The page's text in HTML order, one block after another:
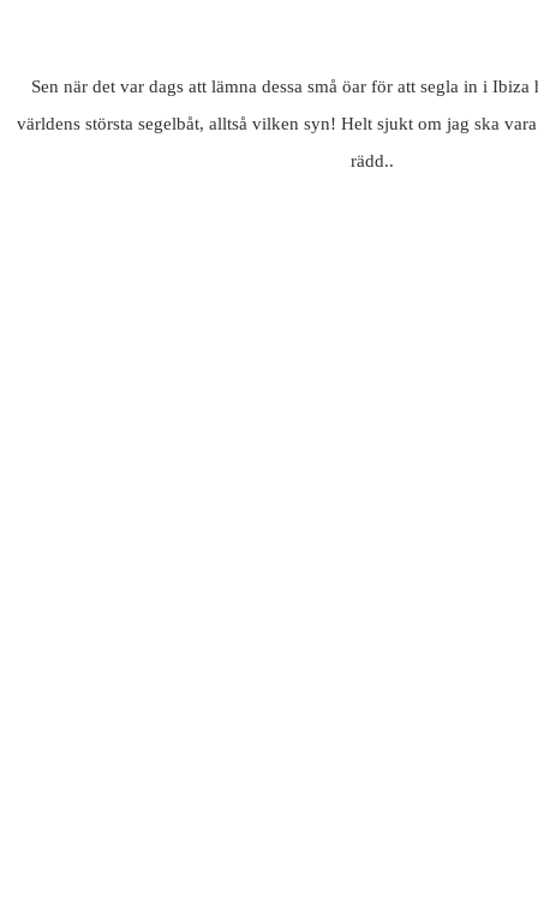
Sen när det var dags att lämna dessa små öar för att segla in i
världens största segelbåt, alltså vilken syn! Helt sjukt om jag ska
rädd..